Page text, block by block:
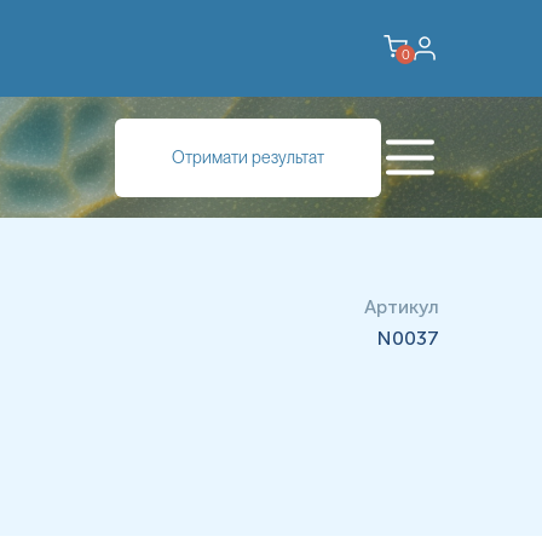
0
Отримати результат
та підтвердження клінічного діагнозу, встановлення
запальних, гіперпластичних та пухлинних
Артикул
N0037